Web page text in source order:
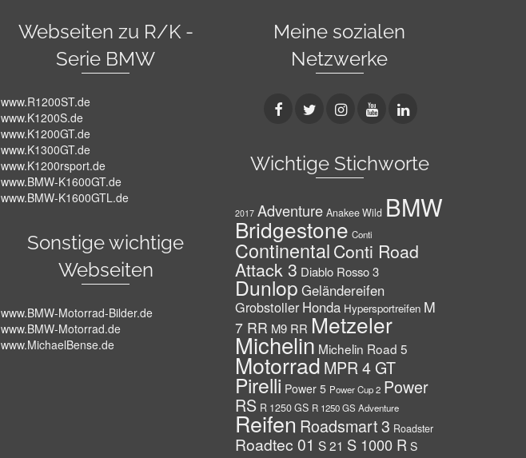
Webseiten zu R/K -
Serie BMW
www.R1200ST.de
www.K1200S.de
www.K1200GT.de
www.K1300GT.de
www.K1200rsport.de
www.BMW-K1600GT.de
www.BMW-K1600GTL.de
Sonstige wichtige
Webseiten
www.BMW-Motorrad-Bilder.de
www.BMW-Motorrad.de
www.MichaelBense.de
Meine sozialen
Netzwerke
Wichtige Stichworte
2017 Adventure Anakee Wild BMW
Bridgestone Conti
ContinentalConti Road
Attack 3 Diablo Rosso 3
Dunlop Geländereifen
Grobstoller Honda Hypersportreifen M
7 RR M9 RR Metzeler
Michelin Michelin Road 5
Motorrad MPR 4 GT
Pirelli Power 5 Power Cup 2 Power
RS R 1250 GS R 1250 GS Adventure
Reifen Roadsmart 3 Roadster
Roadtec 01 S 21 S 1000 R S